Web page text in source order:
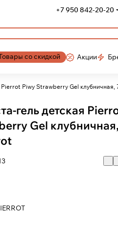
+7 950 842-20-20
со скидкой Акции
Pierrot Piwy Strawberry Gel
гель детская
Gel клубничная,